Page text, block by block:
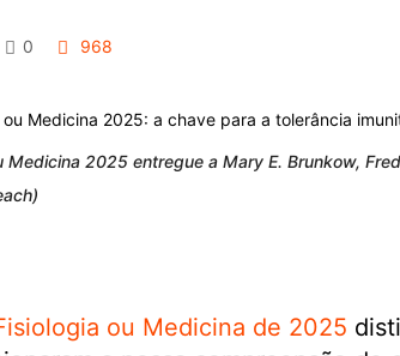
0 968
Medicina 2025 entregue a Mary E. Brunkow,
ou Medicina de 2025